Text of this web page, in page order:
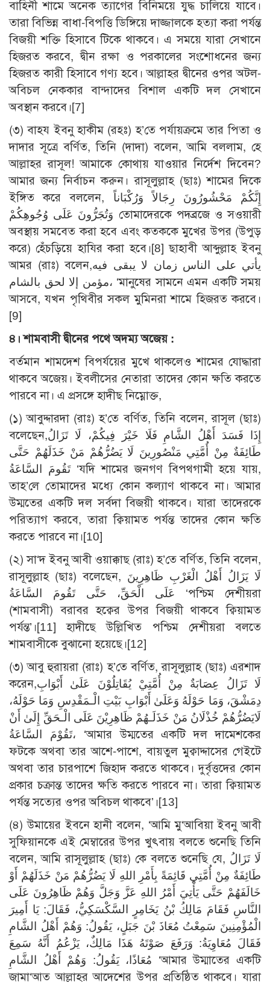
বাহিনী শামে অনেক ত্যাগের বিনিময়ে যুদ্ধ চালিয়ে যাবে।
তারা বিভিন্ন বাধা-বিপত্তি ডিঙ্গিয়ে দাজ্জালকে হত্যা করা পর্যন্ত
বিজয়ী শক্তি হিসাবে টিকে থাকবে। এ সময়ে যারা সেখানে
হিজরত করবে, দ্বীন রক্ষা ও পরকালের সংশোধনের জন্য
হিজরত কারী হিসাবে গণ্য হবে। আল্লাহর দ্বীনের ওপর অটল-
অবিচল নেককার বান্দাদের বিশাল একটি দল সেখানে
অবস্থান করবে।[7]
(৩) বাহয ইবনু হাকীম (রহঃ) হ’তে পর্যায়ক্রমে তার পিতা ও
দাদার সূত্রে বর্ণিত, তিনি (দাদা) বলেন, আমি বললাম, হে
আল্লাহর রাসূল! আমাকে কোথায় যাওয়ার নির্দেশ দিবেন?
আমার জন্য নির্বাচন করুন। রাসূলুল্লাহ (ছাঃ) শামের দিকে
ইঙ্গিত করে বললেন, إِنَّكُمْ مَحْشُورُونَ رِجَالاً وَرُكْبَاناً
وَتُجَرُّونَ عَلَى وُجُوهِكُمْ তোমাদেরকে পদব্রজে ও সওয়ারী
অবস্থায় সমবেত করা হবে এবং কতককে মুখের উপর (উপুড়
করে) হেঁচড়িয়ে হাযির করা হবে।[8] ছাহাবী আব্দুল্লাহ ইবনু
আমর (রাঃ) বলেন,يأتي على الناس زمان لا يبقى فيه
مؤمن إلا لحق بالشام، ‘মানুষের সামনে এমন একটি সময়
আসবে, যখন পৃথিবীর সকল মুমিনরা শামে হিজরত করবে।
[9]
৪। শামবাসী দ্বীনের পথে অদম্য অজেয় :
বর্তমান শামদেশ বিপর্যয়ের মুখে থাকলেও শামের যোদ্ধারা
থাকবে অজেয়। ইবলীসের নেতারা তাদের কোন ক্ষতি করতে
পারবে না। এ প্রসঙ্গে হাদীছ নিম্নোক্ত,
(১) আবুদ্দারদা (রাঃ) হ’তে বর্ণিত, তিনি বলেন, রাসূল (ছাঃ)
বলেছেন,إِذَا فَسَدَ أَهْلُ الشَّامِ فَلَا خَيْرَ فِيكُمْ، لَا تَزَالُ
طَائِفَةٌ مِنْ أُمَّتِي مَنْصُورِينَ لَا يَضُرُّهُمْ مَنْ خَذَلَهُمْ حَتَّى
تَقُومَ السَّاعَةُ ‘যদি শামের জনগণ বিপথগামী হয়ে যায়,
তাহ’লে তোমাদের মধ্যে কোন কল্যাণ থাকবে না। আমার
উম্মতের একটি দল সর্বদা বিজয়ী থাকবে। যারা তাদেরকে
পরিত্যাগ করবে, তারা ক্বিয়ামত পর্যন্ত তাদের কোন ক্ষতি
করতে পারবে না।[10]
(২) সা‘দ ইবনু আবী ওয়াক্কাছ (রাঃ) হ’তে বর্ণিত, তিনি বলেন,
রাসূলুল্লাহ (ছাঃ) বলেছেন, لَا يَزَالُ أَهْلُ الْغَرْبِ ظَاهِرِينَ
عَلَى الْحَقِّ، حَتَّى تَقُومَ السَّاعَةُ ‘পশ্চিম দেশীয়রা
(শামবাসী) বরাবর হক্বের উপর বিজয়ী থাকবে ক্বিয়ামত
পর্যন্ত’।[11] হাদীছে উল্লিখিত পশ্চিম দেশীয়রা বলতে
শামবাসীকে বুঝানো হয়েছে।[12]
(৩) আবু হুরায়রা (রাঃ) হ’তে বর্ণিত, রাসূলুল্লাহ (ছাঃ) এরশাদ
করেন,لَا تَزَالُ عِصَابَةٌ مِنْ أُمَّتِيْ يُقَاتِلُوْنَ عَلَىٰ أَبْوَابِ
دِمَشْقَ، وَمَا حَوْلَهُ وَعَلَىٰ أَبْوَابِ بَيْتِ الْـمَقْدِسِ وَمَا حَوْلَهُ،
لَايَضُرُّهُمْ خُذْلَانُ مَنْ خَذَلَـهُمْ ظَاهِرِيْنَ عَلَى الْـحَقِّ إِلَىٰ أَنْ
تَقُوْمَ السَّاعَةُ، ‘আমার উম্মতের একটি দল দামেশকের
ফটকে অথবা তার আশে-পাশে, বায়তুল মুক্বাদ্দাসের গেইটে
অথবা তার চারপাশে জিহাদ করতে থাকবে। দুর্বৃত্তদের কোন
প্রকার চক্রান্ত তাদের ক্ষতি করতে পারবে না। তারা ক্বিয়ামত
পর্যন্ত সত্যের ওপর অবিচল থাকবে’।[13]
(৪) উমায়ের ইবনে হানী বলেন, ‘আমি মু‘আবিয়া ইবনু আবী
সুফিয়ানকে এই মেম্বারের উপর খুৎবায় বলতে শুনেছি তিনি
বলেন, আমি রাসূলুল্লাহ (ছাঃ) কে বলতে শুনেছি যে, لَا تَزَالُ
طَائِفَةٌ مِنْ أُمَّتِي قَائِمَةً بِأَمْرِ اللهِ لَا يَضُرُّهُمْ مَنْ خَذَلَهُمْ أَوْ
خَالَفَهُمْ حَتَّى يَأْتِيَ أَمْرُ اللهِ عَزَّ وَجَلَّ وَهُمْ ظَاهِرُونَ عَلَى
النَّاسِ فَقَامَ مَالِكُ بْنُ يَخَامِرٍ السَّكْسَكِيُّ، فَقَالَ: يَا أَمِيرَ
الْمُؤْمِنِينَ سَمِعْتُ مُعَاذَ بْنَ جَبَلٍ، يَقُولُ: وَهُمْ أَهْلُ الشَّامِ
فَقَالَ مُعَاوِيَةُ: وَرَفَعَ صَوْتَهُ هَذَا مَالِكٌ، يَزْعُمُ أَنَّهُ سَمِعَ
مُعَاذًا، يَقُولُ: وَهُمْ أَهْلُ الشَّامِ ‘আমার উম্মাতের একটি
জামা‘আত আল্লাহর আদেশের উপর প্রতিষ্ঠিত থাকবে। যারা